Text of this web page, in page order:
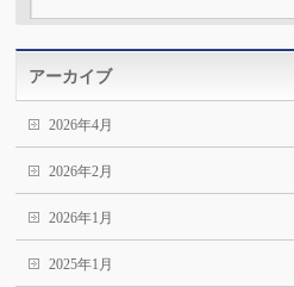
アーカイブ
2026年4月
2026年2月
2026年1月
2025年1月